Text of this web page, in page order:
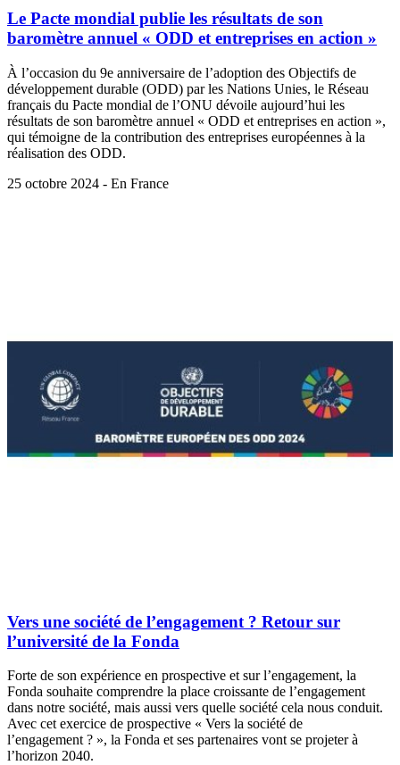
Le Pacte mondial publie les résultats de son
baromètre annuel « ODD et entreprises en action »
À l’occasion du 9e anniversaire de l’adoption des Objectifs de
développement durable (ODD) par les Nations Unies, le Réseau
français du Pacte mondial de l’ONU dévoile aujourd’hui les
résultats de son baromètre annuel « ODD et entreprises en action »,
qui témoigne de la contribution des entreprises européennes à la
réalisation des ODD.
25 octobre 2024 - En France
Vers une société de l’engagement ? Retour sur
l’université de la Fonda
Forte de son expérience en prospective et sur l’engagement, la
Fonda souhaite comprendre la place croissante de l’engagement
dans notre société, mais aussi vers quelle société cela nous conduit.
Avec cet exercice de prospective « Vers la société de
l’engagement ? », la Fonda et ses partenaires vont se projeter à
l’horizon 2040.